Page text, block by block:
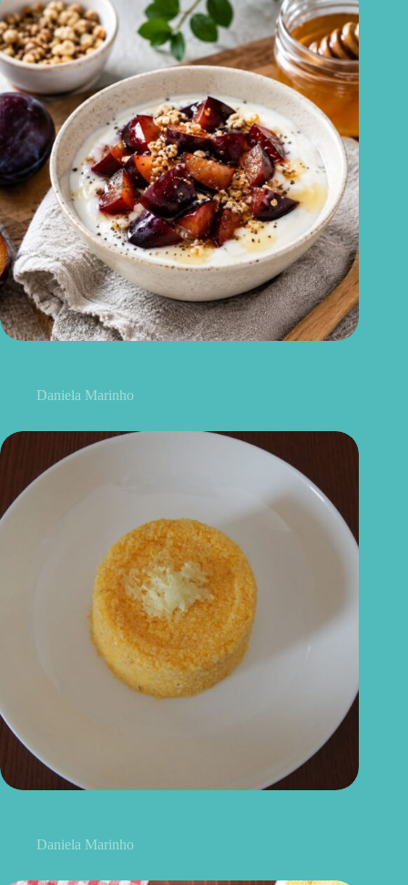
Daniela Marinho
Daniela Marinho